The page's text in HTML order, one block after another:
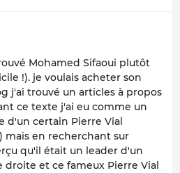
Mohamed Sifaoui plutôt
!). je voulais acheter son
j'ai trouvé un articles à propos
ce texte j'ai eu comme un
d'un certain Pierre Vial
mais en recherchant sur
qu'il était un leader d'un
et ce fameux Pierre Vial